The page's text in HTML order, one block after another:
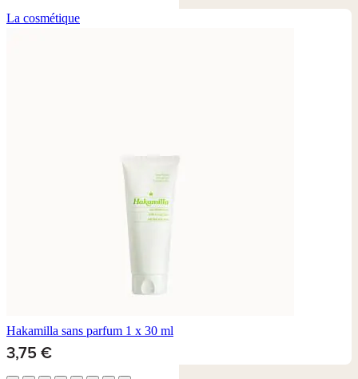
La cosmétique
Hakamilla sans parfum 1 x 30 ml
3,75 €